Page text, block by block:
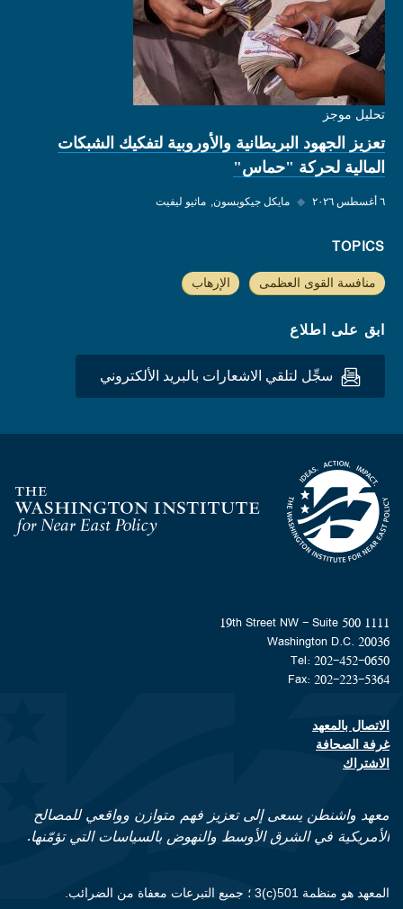
تحليل موجز
تعزيز الجهود البريطانية والأوروبية لتفكيك الشبكات
المالية لحركة "حماس"
٦ أغسطس ٢٠٢٦ ◆ مايكل جيكوبسون ماثيو ليفيت
TOPICS
منافسة القوى العظمى الإرهاب
ابق على اطلاع
سجِّل لتلقي الاشعارات بالبريد الألكتروني
Homepage
1111 19th Street NW - Suite 500
Washington D.C. 20036
Tel: 202-452-0650
Fax: 202-223-5364
Footer contact links
الاتصال بالمعهد
غرفة الصحافة
الاشتراك
معهد واشنطن يسعى إلى تعزيز فهم متوازن وواقعي للمصالح
الأمريكية في الشرق الأوسط والنهوض بالسياسات التي تؤمّنها.
المعهد هو منظمة 501(c)3 ؛ جميع التبرعات معفاة من الضرائب.